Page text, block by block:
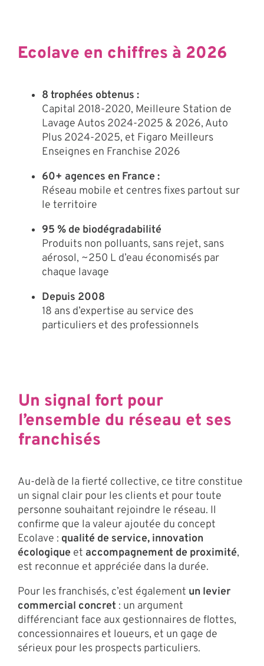
Ecolave en chiffres à 2026
8 trophées obtenus :
Capital 2018-2020, Meilleure Station de
Lavage Autos 2024-2025 & 2026, Auto
Plus 2024-2025, et Figaro Meilleurs
Enseignes en Franchise 2026
60+ agences en France :
Réseau mobile et centres fixes partout sur
le territoire
95 % de biodégradabilité
Produits non polluants, sans rejet, sans
aérosol, ~250 L d’eau économisés par
chaque lavage
Depuis 2008
18 ans d’expertise au service des
particuliers et des professionnels
Un signal fort pour
l’ensemble du réseau et ses
franchisés
Au-delà de la fierté collective, ce titre constitue
un signal clair pour les clients et pour toute
personne souhaitant rejoindre le réseau. Il
confirme que la valeur ajoutée du concept
Ecolave : qualité de service, innovation
écologique et accompagnement de proximité,
est reconnue et appréciée dans la durée.
Pour les franchisés, c’est également un levier
commercial concret : un argument
différenciant face aux gestionnaires de flottes,
concessionnaires et loueurs, et un gage de
sérieux pour les prospects particuliers.